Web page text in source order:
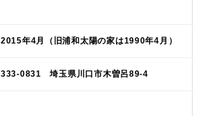
2015年4月（旧浦和太陽の家は1990年4月）
333-0831 埼玉県川口市木曽呂89-4